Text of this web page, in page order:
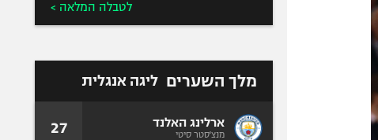
לטבלה המלאה >
מלך השערים ליגה אנגלית
ארלינג האלנד
מנצ'סטר סיטי 27